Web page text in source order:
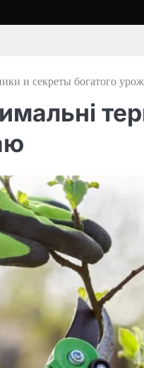
и секреты богатого